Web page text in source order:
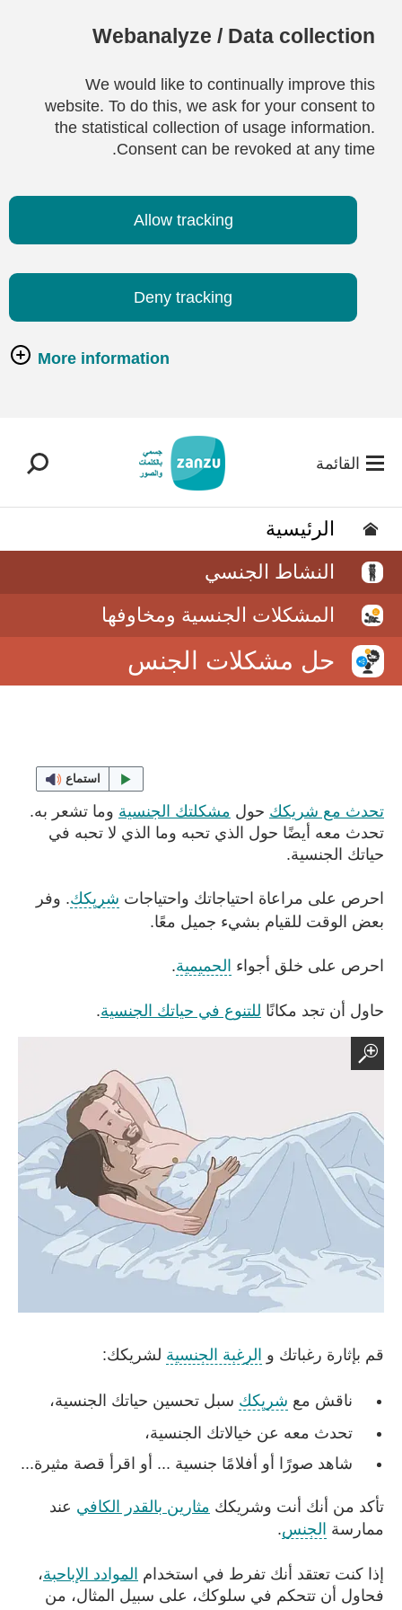
Webanalyze / Data collection
We would like to continually improve this
website. To do this, we ask for your consent to
the statistical collection of usage information.
Consent can be revoked at any time.
Allow tracking
Deny tracking
More information
القائمة
الرئيسية
النشاط الجنسي
المشكلات الجنسية ومخاوفها
حل مشكلات الجنس
استماع
تحدث مع شريكك حول مشكلتك الجنسية وما تشعر به.
تحدث معه أيضًا حول الذي تحبه وما الذي لا تحبه في
حياتك الجنسية.
احرص على مراعاة احتياجاتك واحتياجات شريكك. وفر
بعض الوقت للقيام بشيء جميل معًا.
احرص على خلق أجواء الحميمية.
حاول أن تجد مكانًا للتنوع في حياتك الجنسية.
قم بإثارة رغباتك و الرغبة الجنسية لشريكك:
ناقش مع شريكك سبل تحسين حياتك الجنسية،
تحدث معه عن خيالاتك الجنسية،
شاهد صورًا أو أفلامًا جنسية ... أو اقرأ قصة مثيرة...
تأكد من أنك أنت وشريكك مثارين بالقدر الكافي عند
ممارسة الجنس.
إذا كنت تعتقد أنك تفرط في استخدام الموادد الإباحبة،
فحاول أن تتحكم في سلوكك، على سبيل المثال، من